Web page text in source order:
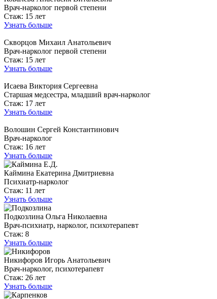
Врач-нарколог первой степени
Стаж: 15 лет
Узнать больше
Скворцов Михаил Анатольевич
Врач-нарколог первой степени
Стаж: 15 лет
Узнать больше
Исаева Виктория Сергеевна
Старшая медсестра, младший врач-нарколог
Стаж: 17 лет
Узнать больше
Волошин Сергей Константинович
Врач-нарколог
Стаж: 16 лет
Узнать больше
Каймина Екатерина Дмитриевна
Психиатр-нарколог
Стаж: 11 лет
Узнать больше
Подкозлина Ольга Николаевна
Врач-психиатр, нарколог, психотерапевт
Стаж: 8
Узнать больше
Никифоров Игорь Анатольевич
Врач-нарколог, психотерапевт
Стаж: 26 лет
Узнать больше